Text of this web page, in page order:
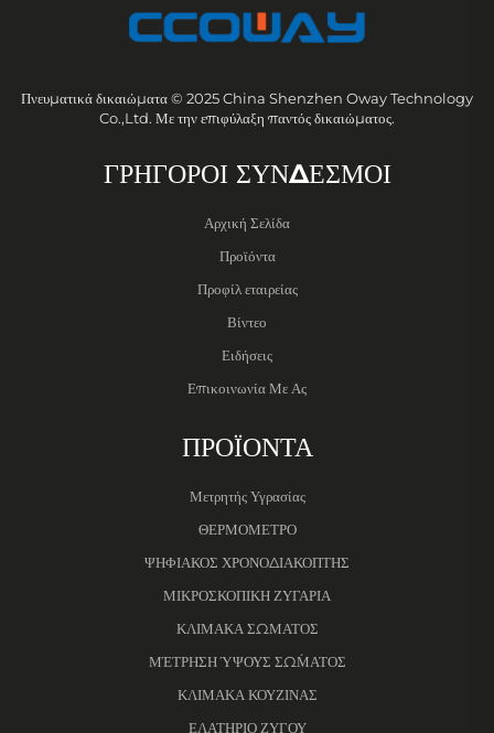
Πνευματικά δικαιώματα © 2025 China Shenzhen Oway Technology
Co.,Ltd. Με την επιφύλαξη παντός δικαιώματος.
ΓΡΗΓΟΡΟΙ ΣΥΝΔΕΣΜΟΙ
Αρχική Σελίδα
Προϊόντα
Προφίλ εταιρείας
Βίντεο
Ειδήσεις
Επικοινωνία Με Ας
ΠΡΟΪΟΝΤΑ
Μετρητής Υγρασίας
ΘΕΡΜΟΜΕΤΡΟ
ΨΗΦΙΑΚΟΣ ΧΡΟΝΟΔΙΑΚΟΠΤΗΣ
ΜΙΚΡΟΣΚΟΠΙΚΗ ΖΥΓΑΡΙΑ
ΚΛΙΜΑΚΑ ΣΩΜΑΤΟΣ
ΜΈΤΡΗΣΗ ΎΨΟΥΣ ΣΏΜΑΤΟΣ
ΚΛΙΜΑΚΑ ΚΟΥΖΙΝΑΣ
ΕΛΑΤΗΡΙΟ ΖΥΓΟΥ